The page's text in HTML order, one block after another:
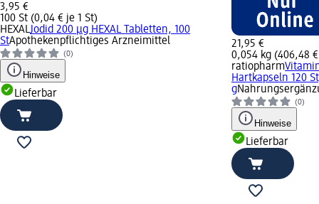
3,95 €
100 St (0,04 € je 1 St)
HEXALJodid 200 µg HEXAL Tabletten, 100
StApothekenpflichtiges Arzneimittel
(0)
Hinweise
Lieferbar
21,95 €
0,054 kg (406,48
ratiopharm
Hartkapseln 120
g
(0)
Hinweise
Lieferbar